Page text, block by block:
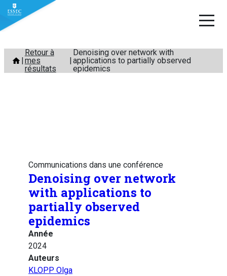
Aller
contenu
Retour à
mes
résultats
Denoising over network with
applications to partially observed
epidemics
Communications dans une conférence
Denoising over network
with applications to
partially observed
epidemics
Année
2024
Auteurs
KLOPP Olga